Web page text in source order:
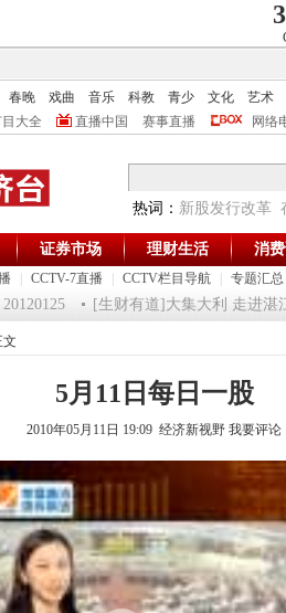
春晚 戏曲 音乐 科教 青少 文化
艺术
大全 直播中国 赛事直播 网络
热词： 新股发行改革
CCTV-7直播 CCTV栏目导航 专题汇总
证券市场 理财生活 消
[生财有道]大集大利 走进湛江
文
5月11日每日一股
2010年05月11日 19:09 经济新视野 我要评论